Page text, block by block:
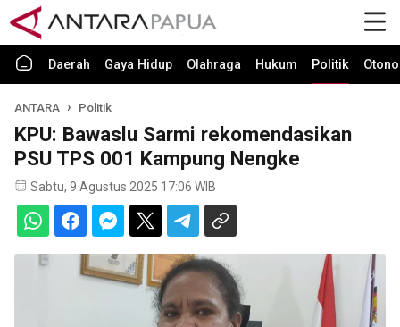
Daerah Gaya Hidup Olahraga Hukum Politik
ANTARA Politik
KPU: Bawaslu Sarmi rekomendasikan
PSU TPS 001 Kampung Nengke
Sabtu, 9 Agustus 2025 17:06 WIB